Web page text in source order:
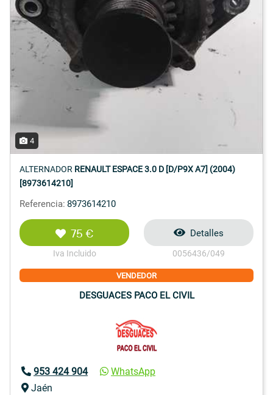
4
ALTERNADOR RENAULT ESPACE 3.0 D [D/P9X A7] (2004)
[8973614210]
Referencia: 8973614210
75 €
Iva Incluido
Detalles
0056436/049
VENDEDOR
DESGUACES PACO EL CIVIL
953 424 904
WhatsApp
Jaén